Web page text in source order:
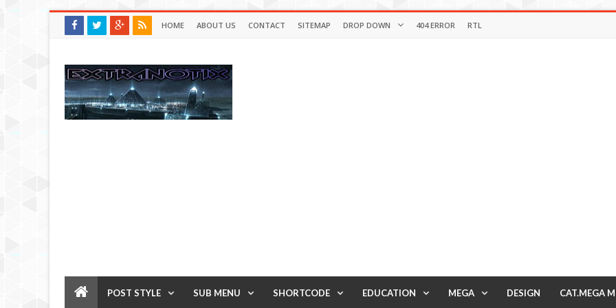
HOME ABOUT US CONTACT SITEMAP DROP DOWN 404 ERROR RTL
POST STYLE SUB MENU SHORTCODE EDUCATION MEGA DESIGN CAT.MEGA